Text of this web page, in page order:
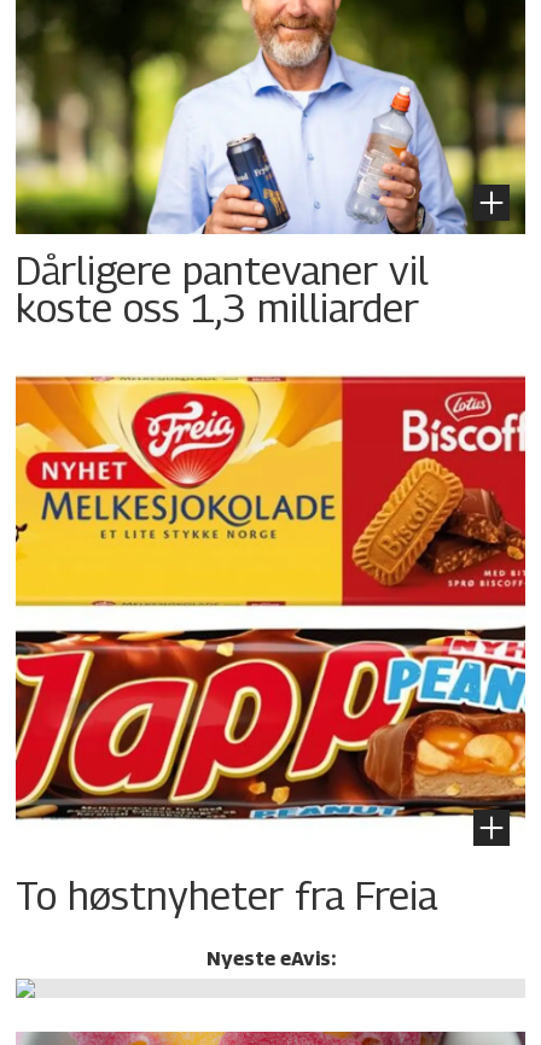
Dårligere pantevaner vil
koste oss 1,3 milliarder
To høstnyheter fra Freia
Nyeste eAvis: